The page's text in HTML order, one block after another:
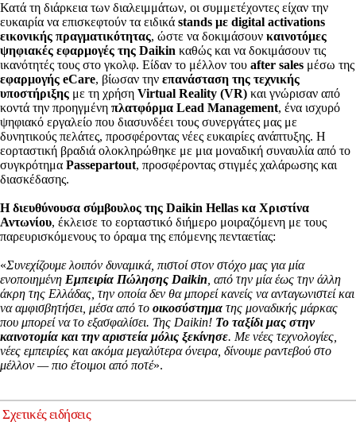
Κατά τη διάρκεια των διαλειμμάτων, οι συμμετέχοντες είχαν την
ευκαιρία να επισκεφτούν τα ειδικά stands με digital activations
εικονικής πραγματικότητας, ώστε να δοκιμάσουν καινοτόμες
ψηφιακές εφαρμογές της Daikin καθώς και να δοκιμάσουν τις
ικανότητές τους στο γκολφ. Είδαν το μέλλον του after sales μέσω της
εφαρμογής eCare, βίωσαν την επανάσταση της τεχνικής
υποστήριξης με τη χρήση Virtual Reality (VR) και γνώρισαν από
κοντά την προηγμένη πλατφόρμα Lead Management, ένα ισχυρό
ψηφιακό εργαλείο που διασυνδέει τους συνεργάτες μας με
δυνητικούς πελάτες, προσφέροντας νέες ευκαιρίες ανάπτυξης. Η
εορταστική βραδιά ολοκληρώθηκε με μια μοναδική συναυλία από το
συγκρότημα Passepartout, προσφέροντας στιγμές χαλάρωσης και
διασκέδασης.
Η διευθύνουσα σύμβουλος της Daikin Hellas κα Χριστίνα
Αντωνίου, έκλεισε το εορταστικό διήμερο μοιραζόμενη με τους
παρευρισκόμενους το όραμα της επόμενης πενταετίας:
«Συνεχίζουμε λοιπόν δυναμικά, πιστοί στον στόχο μας για μία
ενοποιημένη Εμπειρία Πώλησης Daikin, από την μία έως την άλλη
άκρη της Ελλάδας, την οποία δεν θα μπορεί κανείς να ανταγωνιστεί και
να αμφισβητήσει, μέσα από το οικοσύστημα της μοναδικής μάρκας
που μπορεί να το εξασφαλίσει. Της Daikin! Το ταξίδι μας στην
καινοτομία και την αριστεία μόλις ξεκίνησε. Με νέες τεχνολογίες,
νέες εμπειρίες και ακόμα μεγαλύτερα όνειρα, δίνουμε ραντεβού στο
μέλλον — πιο έτοιμοι από ποτέ».
Σχετικές ειδήσεις